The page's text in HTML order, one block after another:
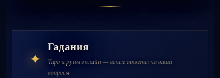
✦
Гадания
Таро и руны онлайн — ясные ответы на ваши
вопросы